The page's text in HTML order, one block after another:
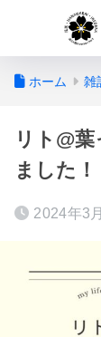
ホーム 雑
リト@
ました！
2024年3